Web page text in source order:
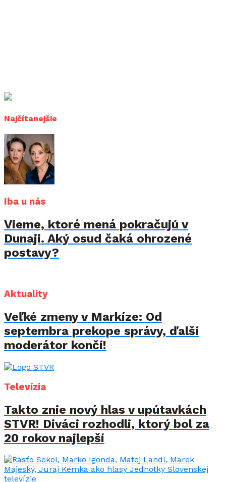
Najčítanejšie
Iba u nás
Vieme, ktoré mená pokračujú v
Dunaji. Aký osud čaká ohrozené
postavy?
Aktuality
Veľké zmeny v Markíze: Od
septembra prekope správy, ďalší
moderátor končí!
Televízia
Takto znie nový hlas v upútavkách
STVR! Diváci rozhodli, ktorý bol za
20 rokov najlepší